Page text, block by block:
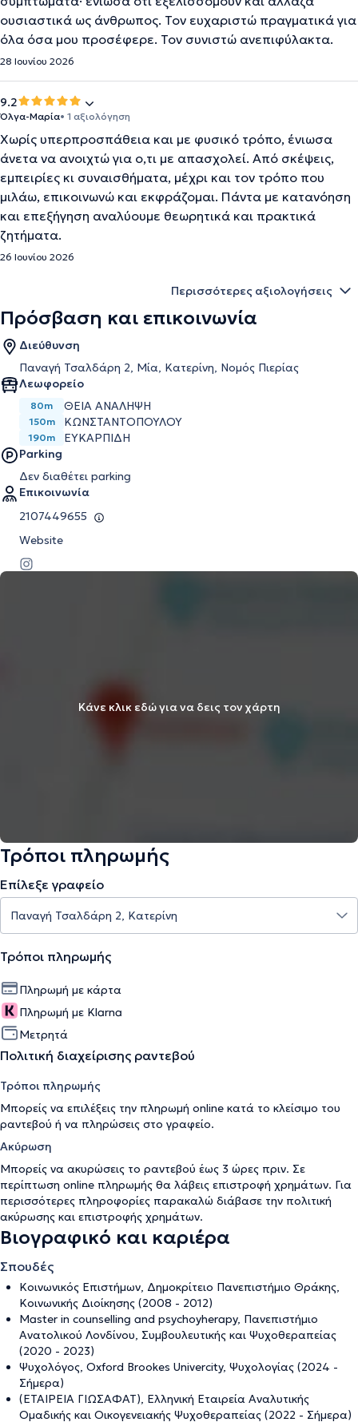
ουσιαστικά ως άνθρωπος. Τον ευχαριστώ πραγματικά για
όλα όσα μου προσέφερε. Τον συνιστώ ανεπιφύλακτα.
28 Ιουνίου 2026
9.2
Όλγα-Μαρία• 1 αξιολόγηση
Χωρίς υπερπροσπάθεια και με φυσικό τρόπο, ένιωσα
άνετα να ανοιχτώ για ο,τι με απασχολεί. Από σκέψεις,
εμπειρίες κι συναισθήματα, μέχρι και τον τρόπο που
μιλάω, επικοινωνώ και εκφράζομαι. Πάντα με κατανόηση
και επεξήγηση αναλύουμε θεωρητικά και πρακτικά
ζητήματα.
26 Ιουνίου 2026
Περισσότερες αξιολογήσεις
Πρόσβαση και επικοινωνία
Διεύθυνση
Παναγή Τσαλδάρη 2, Μία, Κατερίνη, Νομός Πιερίας
Λεωφορείο
80m ΘΕΙΑ ΑΝΑΛΗΨΗ
150m ΚΩΝΣΤΑΝΤΟΠΟΥΛΟΥ
190m
ΕΥΚΑΡΠΙΔΗ
Parking
Δεν διαθέτει parking
Επικοινωνία
2107449655
Website
Κάνε κλικ εδώ για να δεις τον χάρτη
Τρόποι πληρωμής
Επίλεξε γραφείο
Τρόποι πληρωμής
Πληρωμή με κάρτα
Πληρωμή με Klarna
Μετρητά
Πολιτική διαχείρισης ραντεβού
Τρόποι πληρωμής
Μπορείς να επιλέξεις την πληρωμή online κατά το κλείσιμο του
ραντεβού ή να πληρώσεις στο γραφείο.
Ακύρωση
Μπορείς να ακυρώσεις το ραντεβού έως 3 ώρες πριν. Σε
περίπτωση online πληρωμής θα λάβεις επιστροφή χρημάτων. Για
περισσότερες πληροφορίες παρακαλώ διάβασε την πολιτική
ακύρωσης και επιστροφής χρημάτων.
Βιογραφικό και καριέρα
Σπουδές
Κοινωνικός Επιστήμων, Δημοκρίτειο Πανεπιστήμιο Θράκης,
Κοινωνικής Διοίκησης (2008 - 2012)
Master in counselling and psychoyherapy, Πανεπιστήμιο
Ανατολικού Λονδίνου, Συμβουλευτικής και Ψυχοθεραπείας
(2020 - 2023)
Ψυχολόγος, Oxford Brookes Univercity, Ψυχολογίας (2024 -
Σήμερα)
(ΕΤΑΙΡΕΙΑ ΓΙΩΣΑΦΑΤ), Ελληνική Εταιρεία Αναλυτικής
Ομαδικής και Οικογενειακής Ψυχοθεραπείας (2022 - Σήμερα)